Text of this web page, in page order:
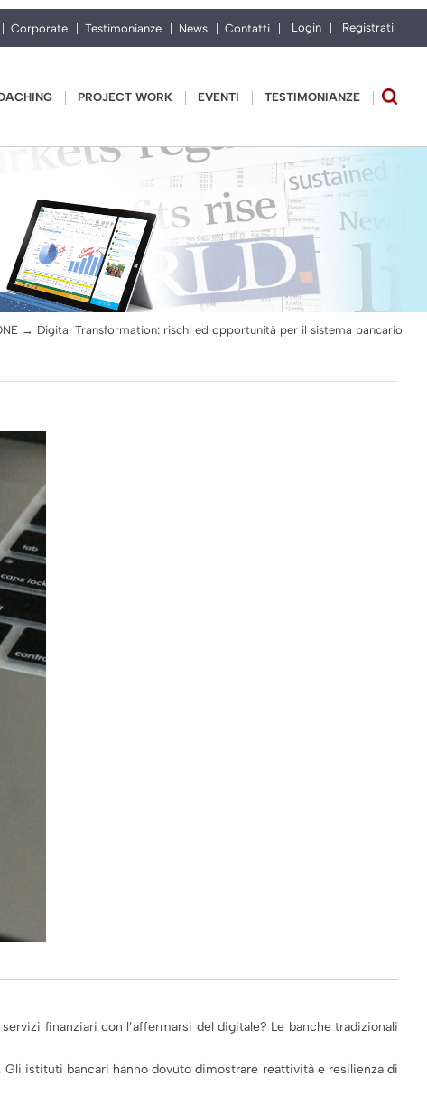
Corporate Testimonianze News Contatti Login Registrati
PROJECT WORK EVENTI TESTIMONIANZE
→ Digital Transformation: rischi ed opportunità per il sistema bancario
finanziari con l’affermarsi del digitale? Le banche tradizionali
Gli istituti bancari hanno dovuto dimostrare reattività e resilienza di